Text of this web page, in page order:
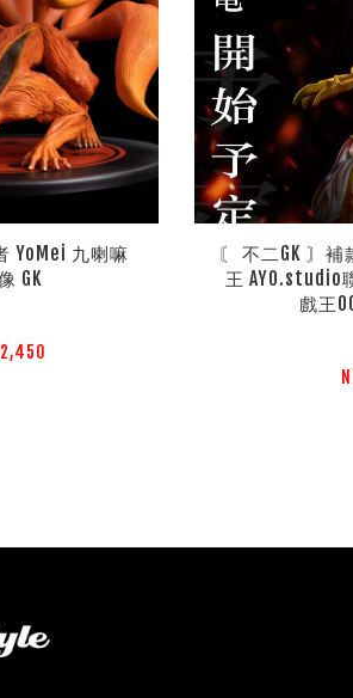
YoMei 九喇嘛
GK
〘 不二GK 〙
王 AYO.studio
戲王